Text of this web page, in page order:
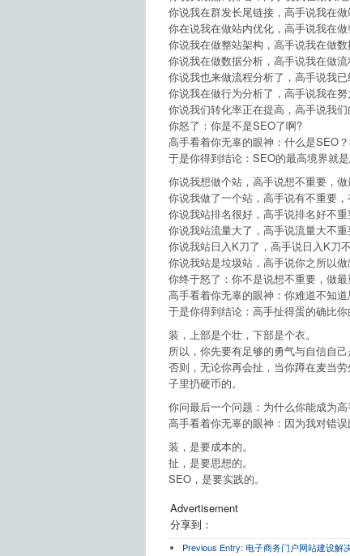
你说我在群发长尾链接，高手说我在做
你在说我在做站内优化，高手说我在做
你说我在做整站架构，高手说我在做数
你说我在做数据分析，高手说我在做流
你说我也来做流程分析了，高手说我已
你说我在做行为分析了，高手说我在努
你说我们转化率正在提高，高手说我们
你怒了：你是不是SEO了啊?
高手看着你无辜的眼神：什么是SEO
于是你得到结论：SEO的最高境界就是
你说我想做个站，高手说想不重要，做
你说我做了一个站，高手说有不重要，
你说我站排名很好，高手说排名好不重
你说我站流量大了，高手说流量大不重
你说我站日入K刀了，高手说日入K刀
你说我站是垃圾站，高手说你之所以做
你终于怒了：你不是说想不重要，做最
高手看着你无辜的眼神：你难道不知
于是你得到结论：高手扯得蛋的确比你
装，上部是个壮，下部是个衣。
所以，你先要有足够的勇气与自信自
否则，无论你再会扯，当你蹲在麦当
子里扔硬币的。
你问最后一个问题：为什么你能成为高
高手看着你无辜的眼神：因为我对错
装，是要成本的。
扯，是要思想的。
SEO，是要实践的。
Advertisement
分享到：
Previous Entry: 电子商务门户网站建设解